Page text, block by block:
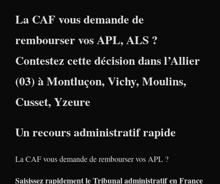
La CAF vous demande de
rembourser vos APL, ALS ?
Contestez cette décision dans l’Allier
(03) àMontluçon,Vichy,Moulins,
Cusset,Yzeure
Un recours administratif rapide
La CAF vous demande de rembourser vos APL ?
Saisissez rapidement le Tribunal administratif en France